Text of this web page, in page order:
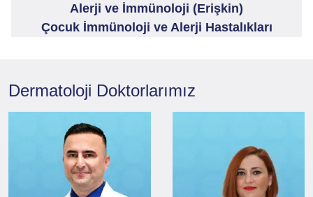
Alerji ve İmmünoloji (Erişkin)
Çocuk İmmünoloji ve Alerji Hastalıkları
Dermatoloji Doktorlarımız